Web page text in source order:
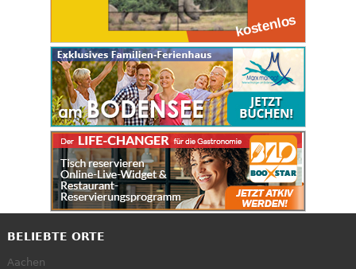
BELIEBTE ORTE
Aachen